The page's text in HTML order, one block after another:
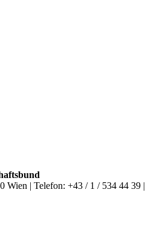
Wien | Telefon: +43 / 1 / 534 44 39 |